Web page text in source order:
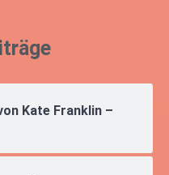
Kate Franklin –